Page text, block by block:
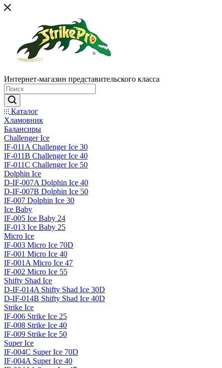
Интернет-магазин представительского класса
Каталог
Хламовник
Балансиры
Challenger Ice
IF-011A Challenger Ice 30
IF-011B Challenger Ice 40
IF-011C Challenger Ice 50
Dolphin Ice
D-IF-007A Dolphin Ice 40
D-IF-007B Dolphin Ice 50
IF-007 Dolphin Ice 30
Ice Baby
IF-005 Ice Baby 24
IF-013 Ice Baby 25
Micro Ice
IF-003 Micro Ice 70D
IF-001 Micro Ice 40
IF-001A Micro Ice 47
IF-002 Micro Ice 55
Shifty Shad Ice
D-IF-014A Shifty Shad Ice 30D
D-IF-014B Shifty Shad Ice 40D
Strike Ice
IF-006 Strike Ice 25
IF-008 Strike Ice 40
IF-009 Strike Ice 50
Super Ice
IF-004C Super Ice 70D
IF-004A Super Ice 40